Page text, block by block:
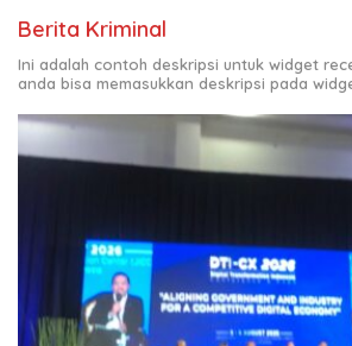
Berita Kriminal
Ini adalah contoh deskripsi untuk widget
anda bisa memasukkan deskripsi pada